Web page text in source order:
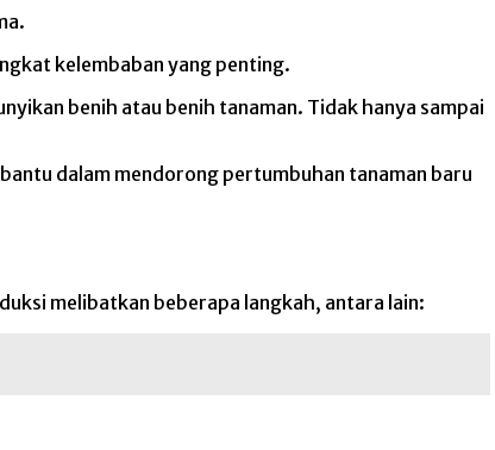
kelembaban yang penting.
benih atau benih tanaman. Tidak hanya sampai
dalam mendorong pertumbuhan tanaman baru
melibatkan beberapa langkah, antara lain: